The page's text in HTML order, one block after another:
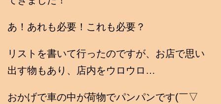
あ！あれも必要！これも必要？
リストを書いて行ったのですが、お店で思い
出す物もあり、店内をウロウロ…
おかげで車の中が荷物でパンパンです(￣▽